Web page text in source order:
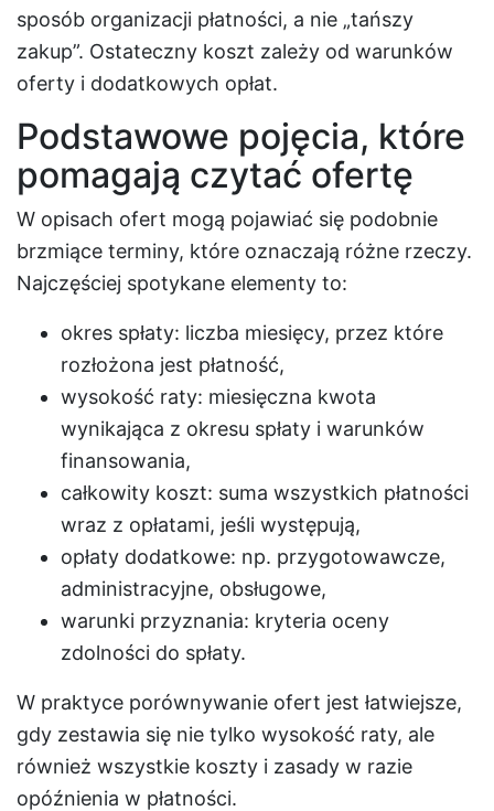
sposób organizacji płatności, a nie „tańszy
zakup”. Ostateczny koszt zależy od warunków
oferty i dodatkowych opłat.
Podstawowe pojęcia, które
pomagają czytać ofertę
W opisach ofert mogą pojawiać się podobnie
brzmiące terminy, które oznaczają różne rzeczy.
Najczęściej spotykane elementy to:
okres spłaty: liczba miesięcy, przez które
rozłożona jest płatność,
wysokość raty: miesięczna kwota
wynikająca z okresu spłaty i warunków
finansowania,
całkowity koszt: suma wszystkich płatności
wraz z opłatami, jeśli występują,
opłaty dodatkowe: np. przygotowawcze,
administracyjne, obsługowe,
warunki przyznania: kryteria oceny
zdolności do spłaty.
W praktyce porównywanie ofert jest łatwiejsze,
gdy zestawia się nie tylko wysokość raty, ale
również wszystkie koszty i zasady w razie
opóźnienia w płatności.